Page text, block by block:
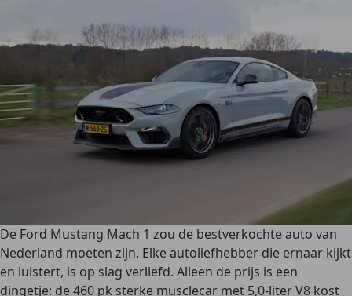
De Ford Mustang Mach 1 zou de bestverkochte auto van
Nederland moeten zijn. Elke autoliefhebber die ernaar kijkt
en luistert, is op slag verliefd. Alleen de prijs is een
dingetje: de 460 pk sterke musclecar met 5,0-liter V8 kost